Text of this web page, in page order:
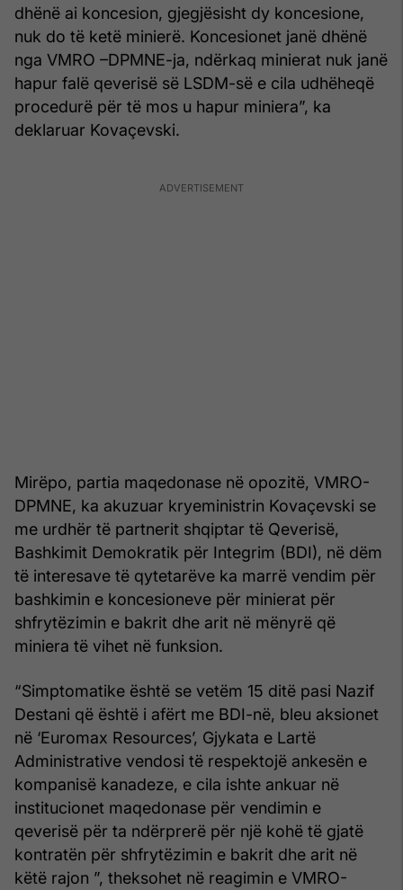
dhënë ai koncesion, gjegjësisht dy koncesione,
nuk do të ketë minierë. Koncesionet janë dhënë
nga VMRO –DPMNE-ja, ndërkaq minierat nuk janë
hapur falë qeverisë së LSDM-së e cila udhëheqë
procedurë për të mos u hapur miniera”, ka
deklaruar Kovaçevski.
Mirëpo, partia maqedonase në opozitë, VMRO-
DPMNE, ka akuzuar kryeministrin Kovaçevski se
me urdhër të partnerit shqiptar të Qeverisë,
Bashkimit Demokratik për Integrim (BDI), në dëm
të interesave të qytetarëve ka marrë vendim për
bashkimin e koncesioneve për minierat për
shfrytëzimin e bakrit dhe arit në mënyrë që
miniera të vihet në funksion.
“Simptomatike është se vetëm 15 ditë pasi Nazif
Destani që është i afërt me BDI-në, bleu aksionet
në ‘Euromax Resources’, Gjykata e Lartë
Administrative vendosi të respektojë ankesën e
kompanisë kanadeze, e cila ishte ankuar në
institucionet maqedonase për vendimin e
qeverisë për ta ndërprerë për një kohë të gjatë
kontratën për shfrytëzimin e bakrit dhe arit në
këtë rajon ”, theksohet në reagimin e VMRO-